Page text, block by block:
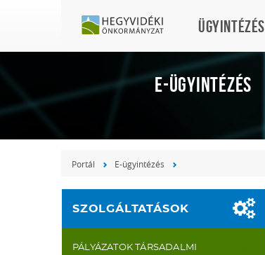
Bejelentkezés:
"L"
Hegyvidéki
Önkormányzat
Ügyintézés
E-ÜGYINTÉZÉS
Portál E-ügyintézés
SZOLGÁLTATÁSOK
PÁLYÁZATOK TÁRSADALMI